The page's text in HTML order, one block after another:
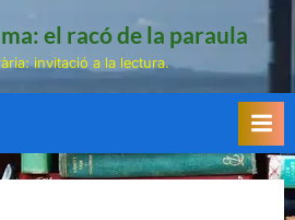
el racó de la paraula
invitació a la lectura.